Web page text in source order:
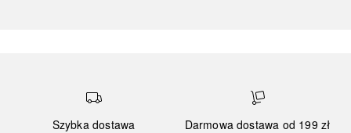
Szybka dostawa
Darmowa dostawa od 199 zł